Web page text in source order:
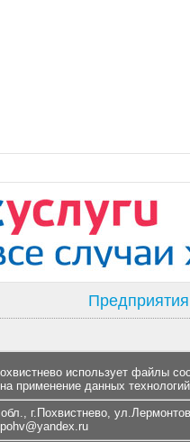
Предприятия
использует файлы
применение данных
г.Похвистнево,